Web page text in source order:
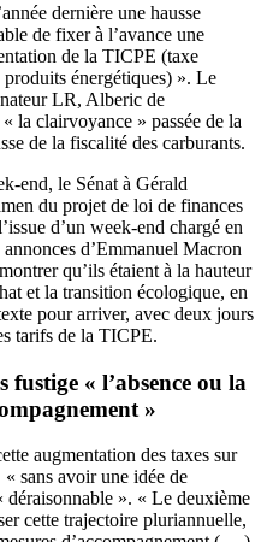
dernière une hausse
de fixer à l’avance une
de la TICPE (taxe
énergétiques) ». Le
LR, Alberic de
la clairvoyance » passée de la
de la fiscalité des carburants.
end, le Sénat à Gérald
du projet de loi de finances
d’un week-end chargé en
d’Emmanuel Macron
qu’ils étaient à la hauteur
et la transition écologique, en
pour arriver, avec deux jours
tarifs de la TICPE.
fustige « l’absence ou la
»
augmentation des taxes sur
sans avoir une idée de
déraisonnable ». « Le deuxième
cette trajectoire pluriannuelle,